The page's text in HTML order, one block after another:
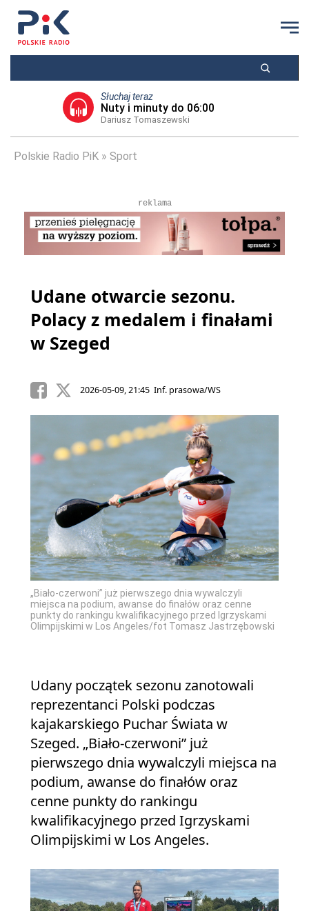
Słuchaj teraz
Nuty i minuty do 06:00
Dariusz Tomaszewski
Polskie Radio PiK Sport
reklama
Udane otwarcie sezonu.
Polacy z medalem i finałami
w Szeged
2026-05-09, 21:45 Inf. prasowa/WS
„Biało-czerwoni” już pierwszego dnia wywalczyli
miejsca na podium, awanse do finałów oraz cenne
punkty do rankingu kwalifikacyjnego przed Igrzyskami
Olimpijskimi w Los Angeles/fot Tomasz Jastrzębowski
Udany początek sezonu zanotowali
reprezentanci Polski podczas
kajakarskiego Puchar Świata w
Szeged. „Biało-czerwoni” już
pierwszego dnia wywalczyli miejsca na
podium, awanse do finałów oraz
cenne punkty do rankingu
kwalifikacyjnego przed Igrzyskami
Olimpijskimi w Los Angeles.